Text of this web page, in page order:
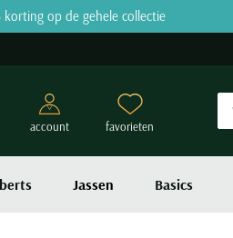
op de gehele collectie
Jassen Basics
account favorieten